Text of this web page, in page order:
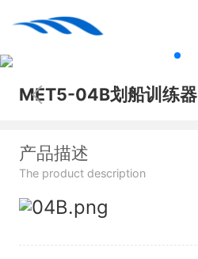
MET5-04B划船训练器
产品描述
The product description